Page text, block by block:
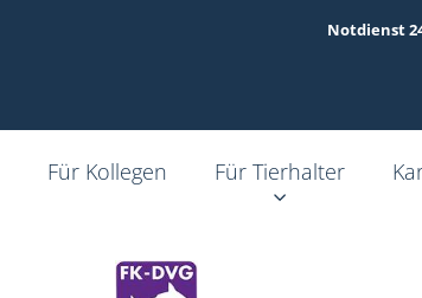
Notdienst
Für Kollegen Für Tierhalter